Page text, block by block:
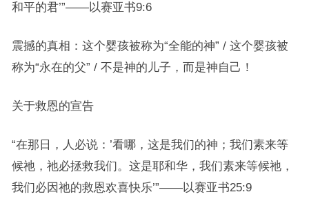
和平的君’”——以赛亚书9:6
震撼的真相：这个婴孩被称为“全能的神” / 这个婴孩被
称为“永在的父” / 不是神的儿子，而是神自己！
关于救恩的宣告
“在那日，人必说：’看哪，这是我们的神；我们素来等
候祂，祂必拯救我们。这是耶和华，我们素来等候祂，
我们必因祂的救恩欢喜快乐’”——以赛亚书25:9